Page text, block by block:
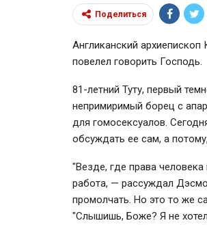
Поделиться
Англиканский архиепископ
повелел говорить Господь.
81-летний Туту, первый
непримиримый борец с
для гомосексуалов.
обсуждать ее сам, а
"Везде, где права
работа, — рассуждал
промолчать. Но это то же
"Слышишь, Боже? Я не